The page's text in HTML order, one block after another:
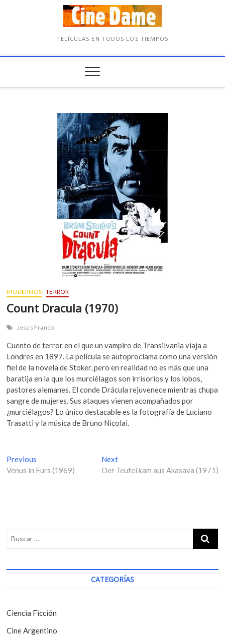
PELÍCULAS EN TODOS LOS TIEMPOS
MODERNOS TERROR
Count Dracula (1970)
Jesús Franco
Cuento de terror en el que un vampiro de Transilvania viaja a
Londres en 1897. La película se autoproclama como una versión
fiel de la novela de Stoker, pero en realidad no es más que una
baratija en la que los murciélagos son irrisorios y los lobos,
pastores alemanes. El conde Drácula rejuvenece mientras chupa
sangre de mujeres. Sus ataques vienen acompañados por
¿murciélagos? Lo único destacable es la fotografía de Luciano
Trasatti y la música de Bruno Nicolai.
N
a
g
a
i
ó
n
Previous
r
p
s
:
Venus in Furs (1969)
NextN
e
:
Der Teufel kam aus Akasava (1971)
CATEGORÍAS
Ciencia Ficción
Cine Argentino